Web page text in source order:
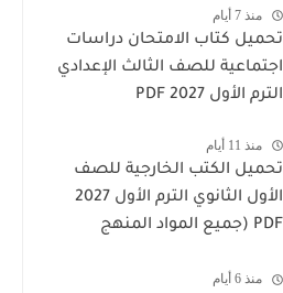
منذ 7 أيام
تحميل كتاب الامتحان دراسات
اجتماعية للصف الثالث الإعدادي
الترم الأول 2027 PDF
منذ 11 أيام
تحميل الكتب الخارجية للصف
الأول الثانوي الترم الأول 2027
PDF (جميع المواد المنهج
منذ 6 أيام